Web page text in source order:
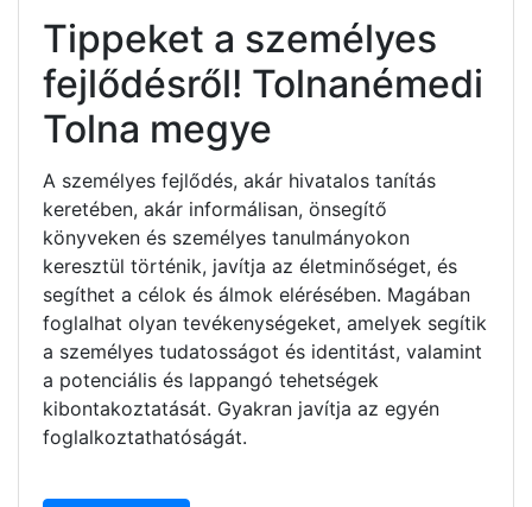
Tippeket a személyes
fejlődésről! Tolnanémedi
Tolna megye
A személyes fejlődés, akár hivatalos tanítás
keretében, akár informálisan, önsegítő
könyveken és személyes tanulmányokon
keresztül történik, javítja az életminőséget, és
segíthet a célok és álmok elérésében. Magában
foglalhat olyan tevékenységeket, amelyek segítik
a személyes tudatosságot és identitást, valamint
a potenciális és lappangó tehetségek
kibontakoztatását. Gyakran javítja az egyén
foglalkoztathatóságát.